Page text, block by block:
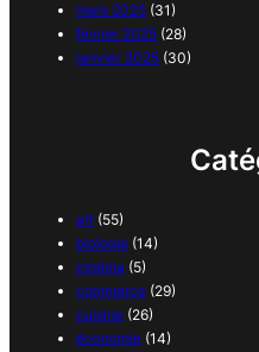
mars 2025 (31)
février 2025 (28)
janvier 2025 (30)
art (55)
biologie (14)
cinéma (5)
commerce (29)
cuisine (26)
économie (14)